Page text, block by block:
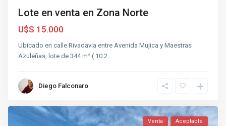
Lote en venta en Zona Norte
U$S 15.000
Ubicado en calle Rivadavia entre Avenida Mujica y Maestras
Azuleñas, lote de 344 m² ( 10.2
Diego Falconaro
Venta Aceptable